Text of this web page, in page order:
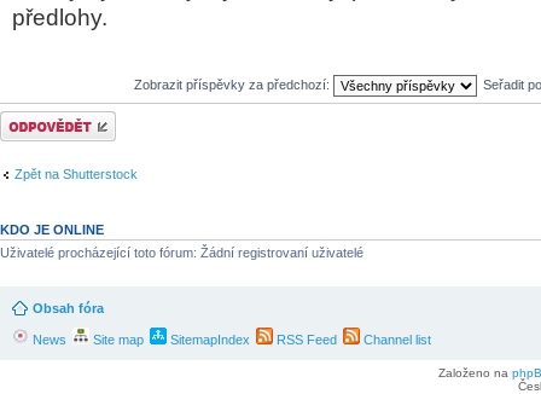
předlohy.
Zobrazit příspěvky za předchozí: Seřadit
Odeslat odpověď
Zpět na Shutterstock
KDO JE ONLINE
Uživatelé procházející toto fórum: Žádní registrovaní uživatelé
Obsah fóra
News Site map SitemapIndex RSS Feed Channel list
Založeno na